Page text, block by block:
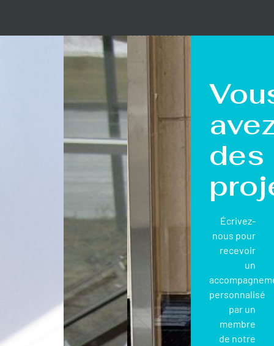
des
Écrivez-
nous pour
recevoir
un
personnalisé
par un
membre
de notre